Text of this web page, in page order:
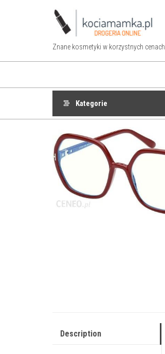
Znane kosmetyki w korzystnych cenach
Kategorie
Description